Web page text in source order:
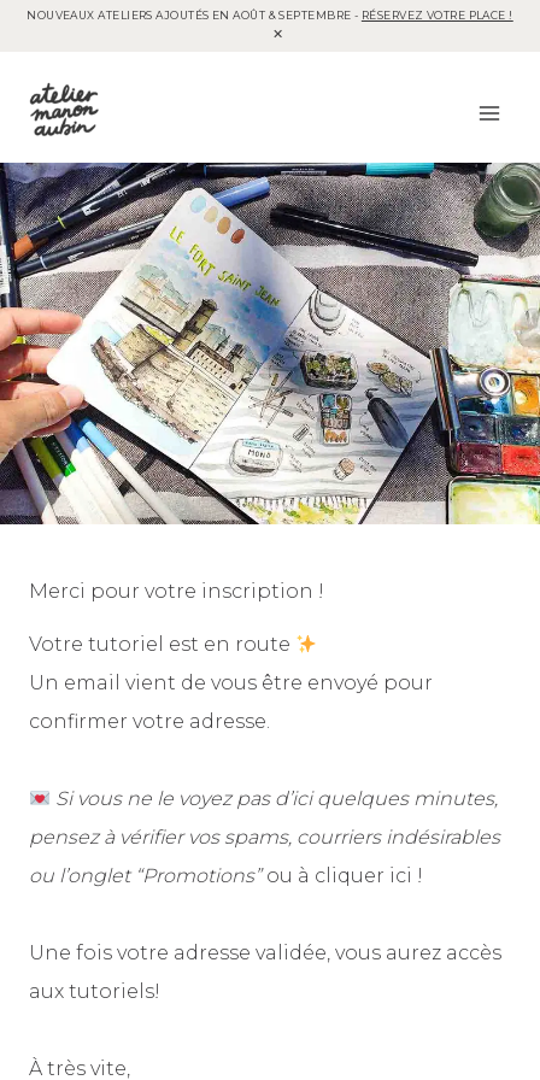
NOUVEAUX ATELIERS AJOUTÉS EN AOÛT & SEPTEMBRE - RÉSERVEZ VOTRE PLACE !
Merci pour votre inscription !
Votre tutoriel est en route
Un email vient de vous être envoyé pour
confirmer votre adresse.
Si vous ne le voyez pas d’ici quelques minutes,
pensez à vérifier vos spams, courriers indésirables
ou l’onglet “Promotions”ou à cliquer ici !
Une fois votre adresse validée, vous aurez accès
aux tutoriels!
À très vite,